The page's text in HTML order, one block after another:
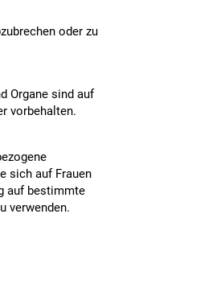
oder zu
Organe sind auf
vorbehalten.
sich auf Frauen
auf bestimmte
verwenden.